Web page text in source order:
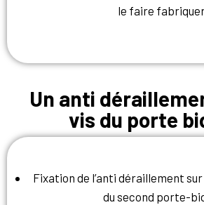
le faire
Un anti
vis du porte
Fixation de l’anti déraillement
du second porte-